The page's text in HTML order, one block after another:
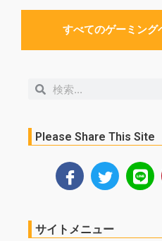
すべてのゲーミング
検
検
Please Share This Site
サイトメニュー